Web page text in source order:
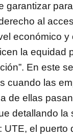
garantizar
al
económico
la equidad
En este
cuando las
de ellas
detallando
UTE, el puerto